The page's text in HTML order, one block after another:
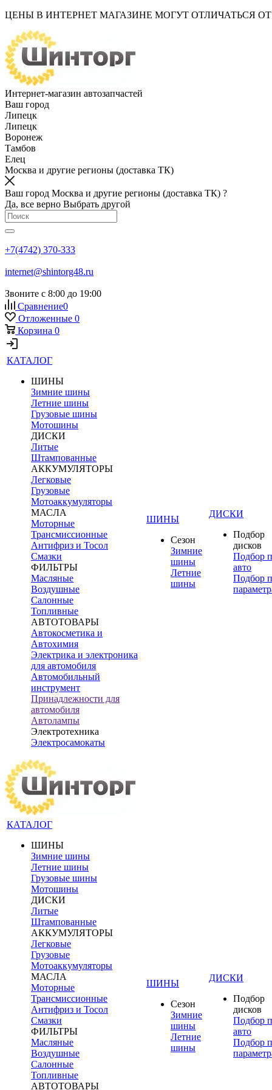
ЦЕНЫ В ИНТЕРНЕТ МАГАЗИНЕ МОГУТ ОТЛИЧАТЬСЯ
Интернет-магазин автозапчастей
Ваш город
Липецк
Липецк
Воронеж
Тамбов
Елец
Москва и другие регионы (доставка ТК)
Ваш город Москва и другие регионы (доставка ТК) ?
Да, все верно Выбрать другой
+7(4742) 370-333
internet@shintorg48.ru
Звоните с 8:00 до 19:00
Сравнение0
Отложенные 0
Корзина 0
КАТАЛОГ
ШИНЫ
Зимние шины
Летние шины
Грузовые шины
Мотошины
ДИСКИ
Литые
Штампованные
АККУМУЛЯТОРЫ
Легковые
Грузовые
Мотоаккумуляторы
МАСЛА
Моторные
Трансмиссионные
Антифриз и Тосол
Смазки
ФИЛЬТРЫ
Масляные
Воздушные
Салонные
Топливные
АВТОТОВАРЫ
Автокосметика и
Автохимия
Электрика и электроника
для автомобиля
Автомобильный
инструмент
Принадлежности для
автомобиля
Автолампы
Электротехника
Электросамокаты
ШИНЫ
Сезон
Зимние
шины
Летние
шины
ДИСКИ
Подбор
дисков
Подбор
авто
Подбор
КАТАЛОГ
ШИНЫ
Зимние шины
Летние шины
Грузовые шины
Мотошины
ДИСКИ
Литые
Штампованные
АККУМУЛЯТОРЫ
Легковые
Грузовые
Мотоаккумуляторы
МАСЛА
Моторные
Трансмиссионные
Антифриз и Тосол
Смазки
ФИЛЬТРЫ
Масляные
Воздушные
Салонные
Топливные
АВТОТОВАРЫ
ШИНЫ
Сезон
Зимние
шины
Летние
шины
ДИСКИ
Подбор
дисков
Подбор
авто
Подбор